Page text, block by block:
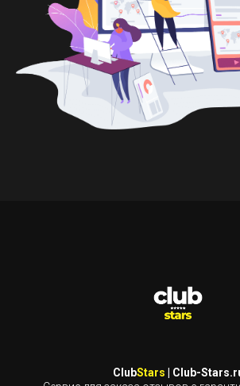
ClubStars
| Club-